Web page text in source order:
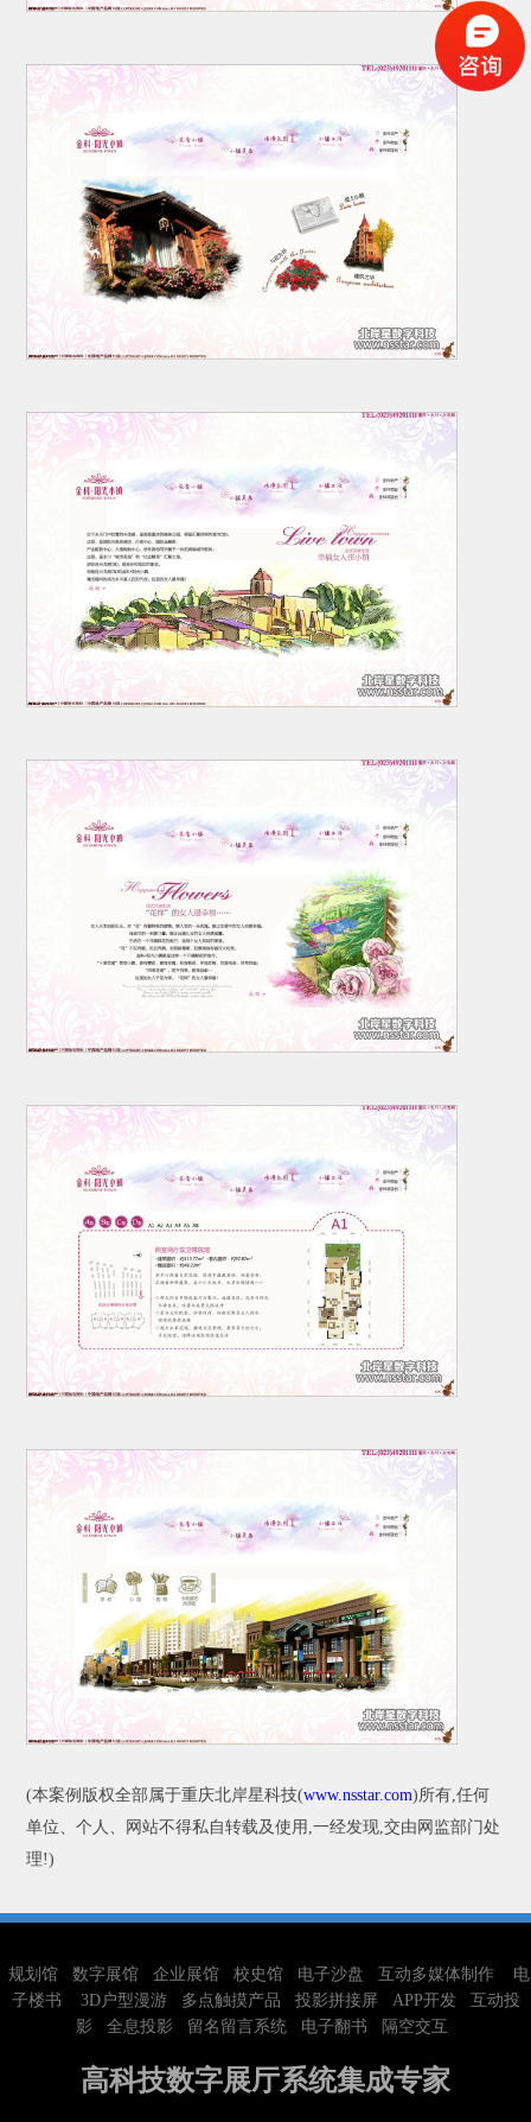
(本案例版权全部属于重庆北岸星科技(www.nsstar.com)所有,任何
单位、个人、网站不得私自转载及使用,一经发现,交由网监部门处
理!)
规划馆 数字展馆 企业展馆 校史馆 电子沙盘 互动多媒体制作
电
子楼书
3D户型漫游 多点触摸产品 投影拼接屏 APP开发
互动投
影
全息投影 留名留言系统 电子翻书 隔空交互
高科技数字展厅系统集成专家